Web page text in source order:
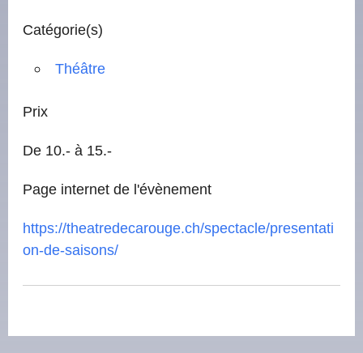
Catégorie(s)
Théâtre
Prix
De 10.- à 15.-
Page internet de l'évènement
https://theatredecarouge.ch/spectacle/presentati
on-de-saisons/